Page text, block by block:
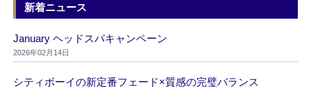
新着ニュース
January ヘッドスパキャンペーン
2026年02月14日
シティボーイの新定番フェード×質感の完璧バランス